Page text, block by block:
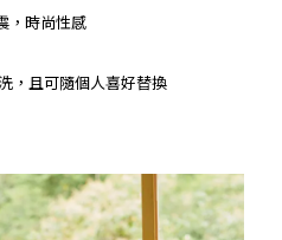
，時尚性感
，且可隨個人喜好替換